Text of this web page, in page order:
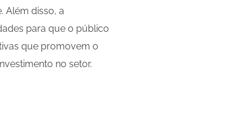
Além disso, a
para que o público
que promovem o
no setor.